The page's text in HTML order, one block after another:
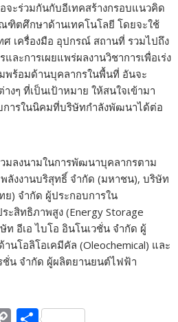
จะร่วมกันกับอีเทคสร้างกรอบแนวคิด
ตศึกษาด้านเทคโนโลยี โดยจะใช้
เครื่องมือ อุปกรณ์ สถานที่ รวมไปถึง
ละการเผยแพร่ผลงานวิชาการเพื่อเร่ง
พร้อมด้านบุคลากรในพื้นที่ อันจะ
งๆ ที่เป็นเป้าหมาย ให้สนใจเข้ามา
การในนิคมที่บริษัทกำลังพัฒนาได้ต่อ
มลงนามในการพัฒนาบุคลากรตาม
ลังงานบริสุทธิ์ จำกัด (มหาชน), บริษัท
ย) จำกัด ผู้ประกอบการใน
ะสิทธิภาพสูง (Energy Storage
ท อีเอ ไบโอ อินโนเวชั่น จำกัด ผู้
นโอลิโอเคมีคัล (Oleochemical) และ
น จำกัด ผู้ผลิตยานยนต์ไฟฟ้า